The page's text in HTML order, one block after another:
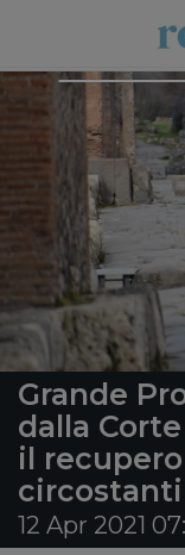
Grande
dalla
il
circostanti
12 Apr 2021